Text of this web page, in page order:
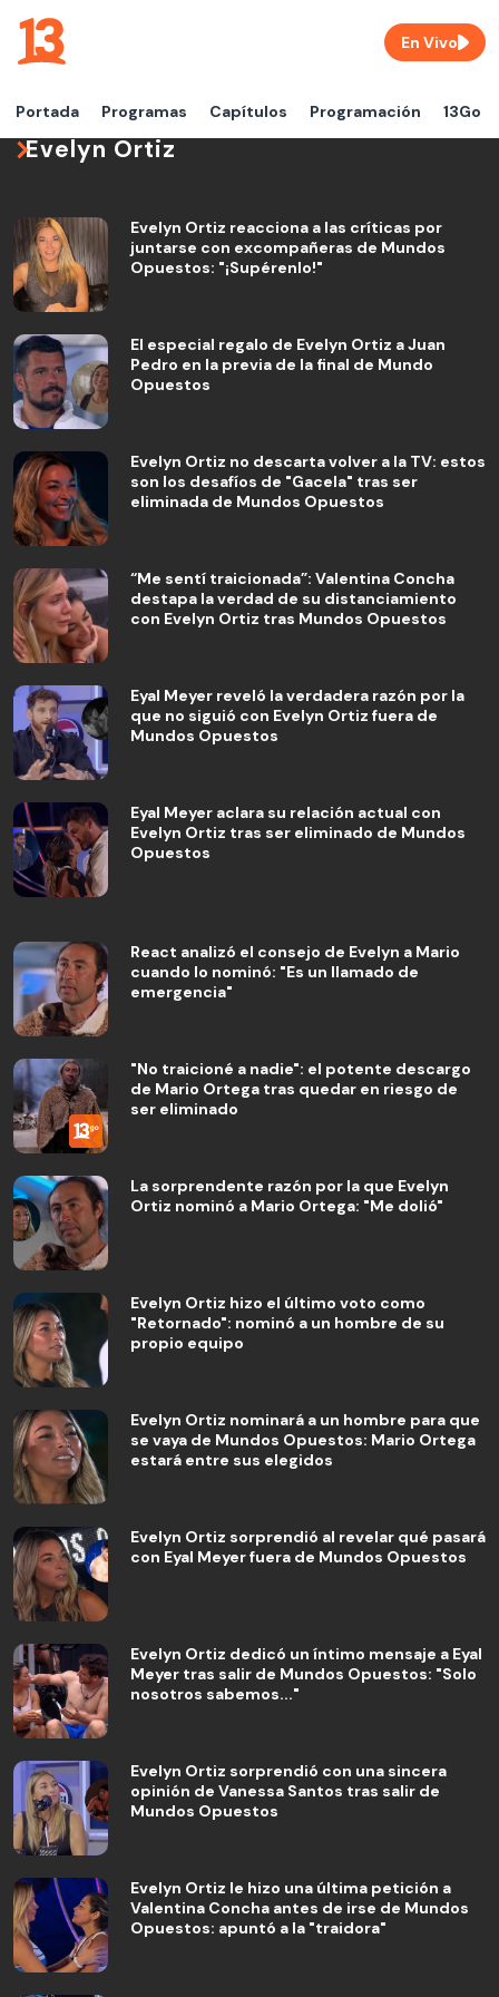
Portada Programas Capítulos Programación 13Go
En Vivo
Evelyn Ortiz
Evelyn Ortiz reacciona a las críticas por
juntarse con excompañeras de Mundos
Opuestos: "¡Supérenlo!"
El especial regalo de Evelyn Ortiz a Juan
Pedro en la previa de la final de Mundo
Opuestos
Evelyn Ortiz no descarta volver a la TV: estos
son los desafíos de "Gacela" tras ser
eliminada de Mundos Opuestos
“Me sentí traicionada”: Valentina Concha
destapa la verdad de su distanciamiento
con Evelyn Ortiz tras Mundos Opuestos
Eyal Meyer reveló la verdadera razón por la
que no siguió con Evelyn Ortiz fuera de
Mundos Opuestos
Eyal Meyer aclara su relación actual con
Evelyn Ortiz tras ser eliminado de Mundos
Opuestos
React analizó el consejo de Evelyn a Mario
cuando lo nominó: "Es un llamado de
emergencia"
"No traicioné a nadie": el potente descargo
de Mario Ortega tras quedar en riesgo de
ser eliminado
La sorprendente razón por la que Evelyn
Ortiz nominó a Mario Ortega: "Me dolió"
Evelyn Ortiz hizo el último voto como
"Retornado": nominó a un hombre de su
propio equipo
Evelyn Ortiz nominará a un hombre para que
se vaya de Mundos Opuestos: Mario Ortega
estará entre sus elegidos
Evelyn Ortiz sorprendió al revelar qué pasará
con Eyal Meyer fuera de Mundos Opuestos
Evelyn Ortiz dedicó un íntimo mensaje a Eyal
Meyer tras salir de Mundos Opuestos: "Solo
nosotros sabemos..."
Evelyn Ortiz sorprendió con una sincera
opinión de Vanessa Santos tras salir de
Mundos Opuestos
Evelyn Ortiz le hizo una última petición a
Valentina Concha antes de irse de Mundos
Opuestos: apuntó a la "traidora"